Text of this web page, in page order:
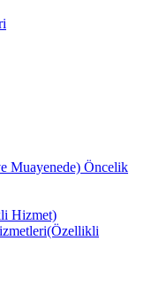
Muayenede) Öncelik
Hizmet)